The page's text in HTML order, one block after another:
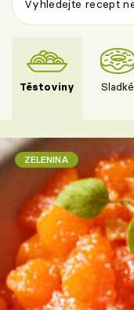
Těstoviny Sladké
ZELENINA